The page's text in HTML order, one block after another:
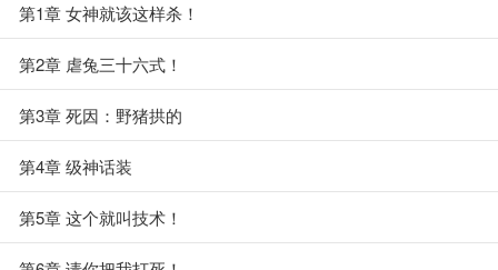
第1章 女神就该这样杀！
第2章 虐兔三十六式！
第3章 死因：野猪拱的
第4章 级神话装
第5章 这个就叫技术！